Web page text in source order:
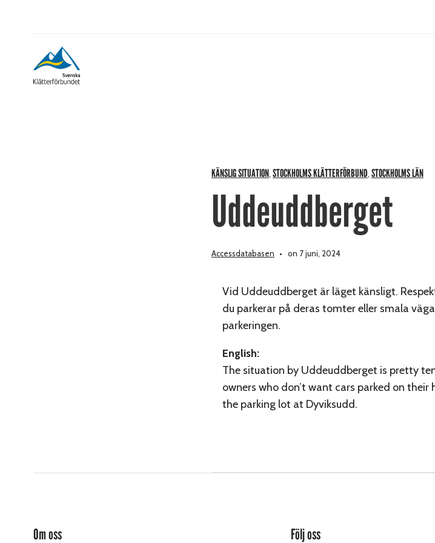
KÄNSLIG SITUATION STOCKHOLMS KLÄTTERFÖRBUND STOCKHOLMS LÄN
Uddeuddberget
Accessdatabasen on 7 juni, 2024
Vid Uddeuddberget är läget känsligt.
du parkerar på deras tomter eller smala
parkeringen.
English:
The situation by Uddeuddberget is pretty
owners who don’t want cars parked on
the parking lot at Dyviksudd.
Om oss Följ oss